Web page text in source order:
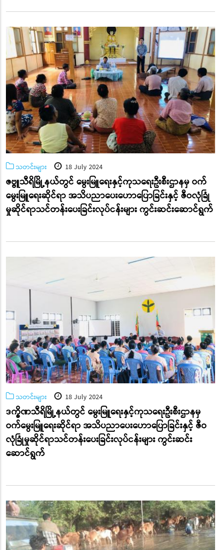
သတင်းများ 18 July 2024
ဇဗ္ဗူသီရိမြို့နယ်တွင် မွေးမြူရေးနှင့်ကုသရေးဦးစီးဌာနမှ ဝက်
မွေးမြူရေးဆိုင်ရာ အသိပညာပေးဟောပြောခြင်းနှင့် ဇီဝလုံခြုံ
မှုဆိုင်ရာသင်တန်းပေးခြင်းလုပ်ငန်းများ ကွင်းဆင်းဆောင်ရွက်
သတင်းများ 18 July 2024
ဒက္ခိဏသီရိမြို့နယ်တွင် မွေးမြူရေးနှင့်ကုသရေးဦးစီးဌာနမှ
ဝက်မွေးမြူရေးဆိုင်ရာ အသိပညာပေးဟောပြောခြင်းနှင့် ဇီဝ
လုံခြုံမှုဆိုင်ရာသင်တန်းပေးခြင်းလုပ်ငန်းများ ကွင်းဆင်း
ဆောင်ရွက်